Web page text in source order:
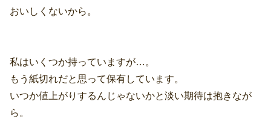
おいしくないから。
私はいくつか持っていますが…。
もう紙切れだと思って保有しています。
いつか値上がりするんじゃないかと淡い期待は抱きなが
ら。